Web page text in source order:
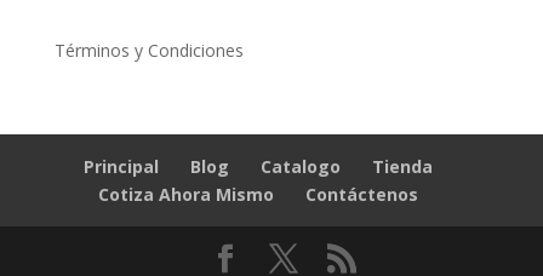
Términos y Condiciones
Principal Blog Catalogo
Tienda
Cotiza Ahora Mismo
Contáctenos